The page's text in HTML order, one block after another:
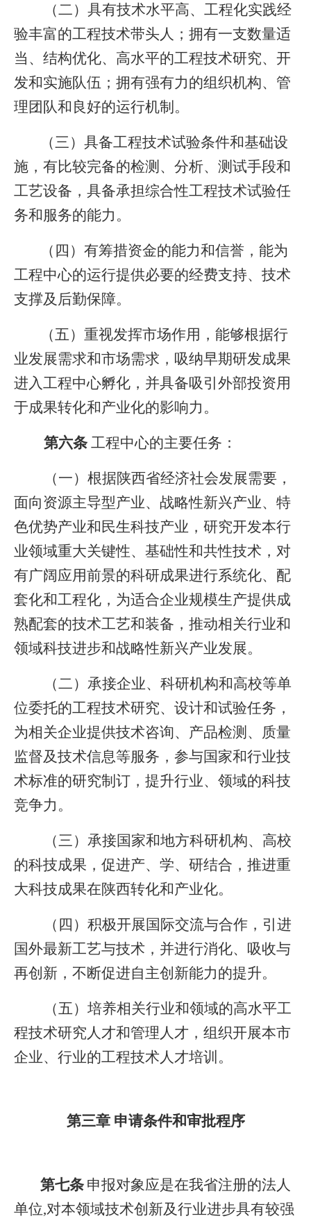
（二）具有技术水平高、工程化实践经
验丰富的工程技术带头人；拥有一支数量适
当、结构优化、高水平的工程技术研究、开
发和实施队伍；拥有强有力的组织机构、管
理团队和良好的运行机制。
（三）具备工程技术试验条件和基础设
施，有比较完备的检测、分析、测试手段和
工艺设备，具备承担综合性工程技术试验任
务和服务的能力。
（四）有筹措资金的能力和信誉，能为
工程中心的运行提供必要的经费支持、技术
支撑及后勤保障。
（五）重视发挥市场作用，能够根据行
业发展需求和市场需求，吸纳早期研发成果
进入工程中心孵化，并具备吸引外部投资用
于成果转化和产业化的影响力。
第六条工程中心的主要任务：
（一）根据陕西省经济社会发展需要，
面向资源主导型产业、战略性新兴产业、特
色优势产业和民生科技产业， 研究开发本行
业领域重大关键性、基础性和共性技术，对
有广阔应用前景的科研成果进行系统化、配
套化和工程化，为适合企业规模生产提供成
熟配套的技术工艺和装备，推动相关行业和
领域科技进步和战略性新兴产业发展。
（二）承接企业、科研机构和高校等单
位委托的工程技术研究、设计和试验任务，
为相关企业提供技术咨询、产品检测、质量
监督及技术信息等服务，参与国家和行业技
术标准的研究制订，提升行业、领域的科技
竞争力。
（三）承接国家和地方科研机构、高校
的科技成果，促进产、学、研结合，推进重
大科技成果在陕西转化和产业化。
（四）积极开展国际交流与合作，引进
国外最新工艺与技术，并进行消化、吸收与
再创新，不断促进自主创新能力的提升。
（五）培养相关行业和领域的高水平工
程技术研究人才和管理人才，组织开展本市
企业、行业的工程技术人才培训。
第三章 申请条件和审批程序
第七条 申报对象应是在我省注册的法人
单位,对本领域技术创新及行业进步具有较强